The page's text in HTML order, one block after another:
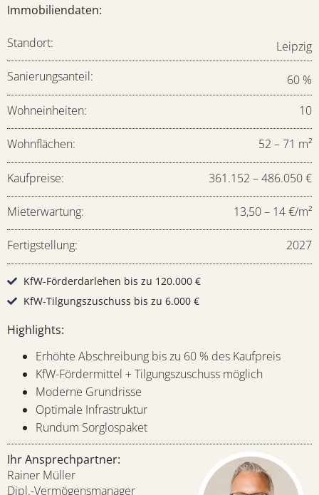
Immobiliendaten:
Standort:
Leipzig
Sanierungsanteil:
60 %
Wohneinheiten:
10
Wohnflächen: 52 – 71 m²
Kaufpreise: 361.152 – 486.050 €
Mieterwartung: 13,50 – 14 €/m²
Fertigstellung: 2027
KfW-Förderdarlehen bis zu 120.000 €
KfW-Tilgungszuschuss bis zu 6.000 €
Highlights:
Erhöhte Abschreibung bis zu 60 % des Kaufpreis
KfW-Fördermittel + Tilgungszuschuss möglich
Moderne Grundrisse
Optimale Infrastruktur
Rundum Sorglospaket
Ihr Ansprechpartner:
Rainer Müller
Dipl.-Vermögensmanager